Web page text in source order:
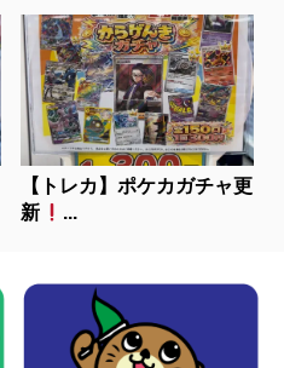
【トレカ】ポケカガチャ更
新
...